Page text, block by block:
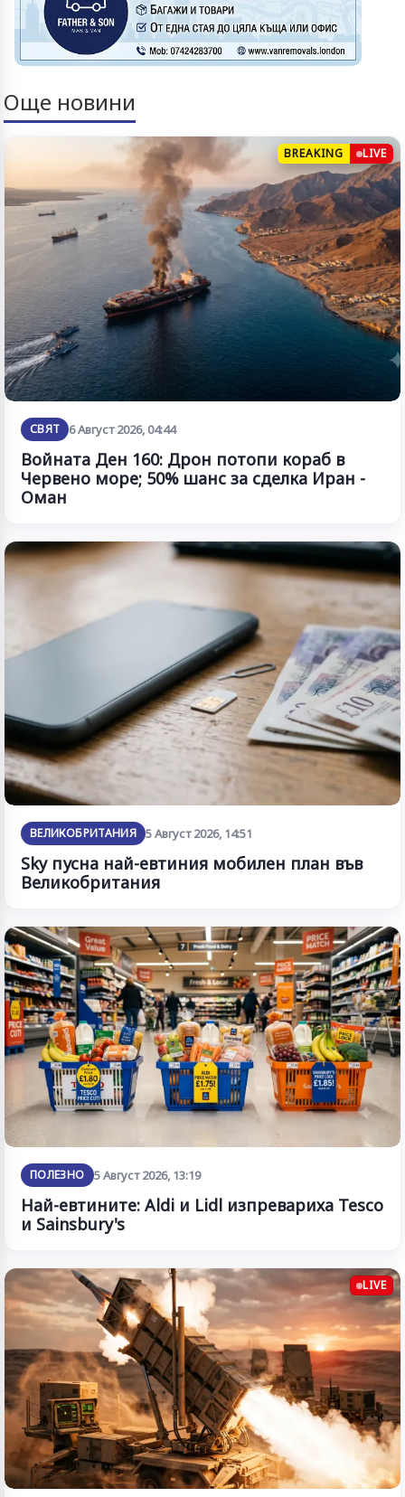
Още новини
BREAKING LIVE
СВЯТ 6 Август 2026, 04:44
Войната Ден 160: Дрон потопи кораб в
Червено море; 50% шанс за сделка Иран -
Оман
ВЕЛИКОБРИТАНИЯ 5 Август 2026, 14:51
Sky пусна най-евтиния мобилен план във
Великобритания
ПОЛЕЗНО 5 Август 2026, 13:19
Най-евтините: Aldi и Lidl изпревариха Tesco
и Sainsbury's
LIVE